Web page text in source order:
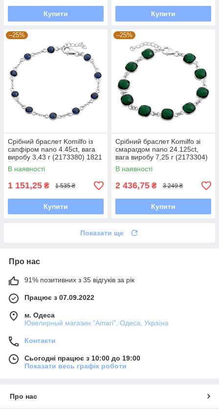
Купити Купити
–25%
Срібний браслет Komilfo із
сапфіром nano 4.45ct, вага
виробу 3,43 г (2173380) 1821
розмір
В наявності
1 151,25 ₴ 1 535 ₴
Купити
–25%
Срібний браслет Komilfo зі
смарагдом nano 24.125ct,
вага виробу 7,25 г (2173304)
1720 розмір
В наявності
2 436,75 ₴ 3 249 ₴
Купити
Показати ще
Про нас
91% позитивних з 35 відгуків за рік
Працює з 07.09.2022
м. Одеса
Ювелирный магазин "Amari", Одеса, Україна
Контакти
Сьогодні працює з 10:00 до 19:00
Показати весь графік роботи
Про нас